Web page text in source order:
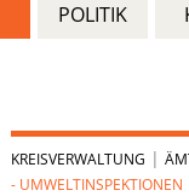
POLITIK
KREISVERWALTUNG |
- UMWELTINSPEKTIONEN